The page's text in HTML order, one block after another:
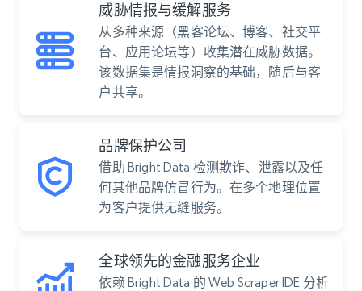
威胁情报与缓解服务
从多种来源（黑客论坛、博客、社交平
台、应用论坛等）收集潜在威胁数据。
该数据集是情报洞察的基础，随后与客
户共享。
品牌保护公司
借助 Bright Data 检测欺诈、泄露以及任
何其他品牌仿冒行为。在多个地理位置
为客户提供无缝服务。
全球领先的金融服务企业
依赖 Bright Data 的 Web Scraper IDE 分析